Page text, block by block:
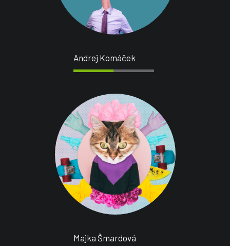
Andrej Komáček
Majka Šmardová